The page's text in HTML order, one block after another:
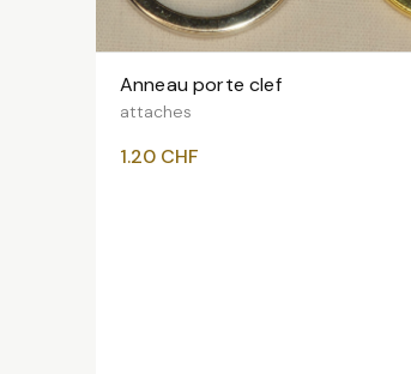
VOIR LES
Anneau porte clef
attaches
1.20 CHF